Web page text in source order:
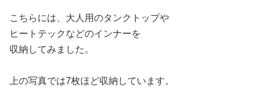
こちらには、大人用のタンクトップや
ヒートテックなどのインナーを
収納してみました。
上の写真では7枚ほど収納しています。